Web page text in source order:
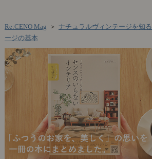
Re:CENO Mag ＞ ナチュラルヴィンテージを知る
ージの基本